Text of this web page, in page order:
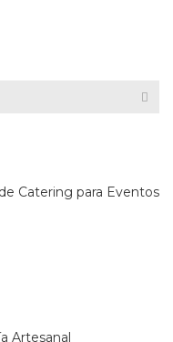
Catering para Eventos
Artesanal